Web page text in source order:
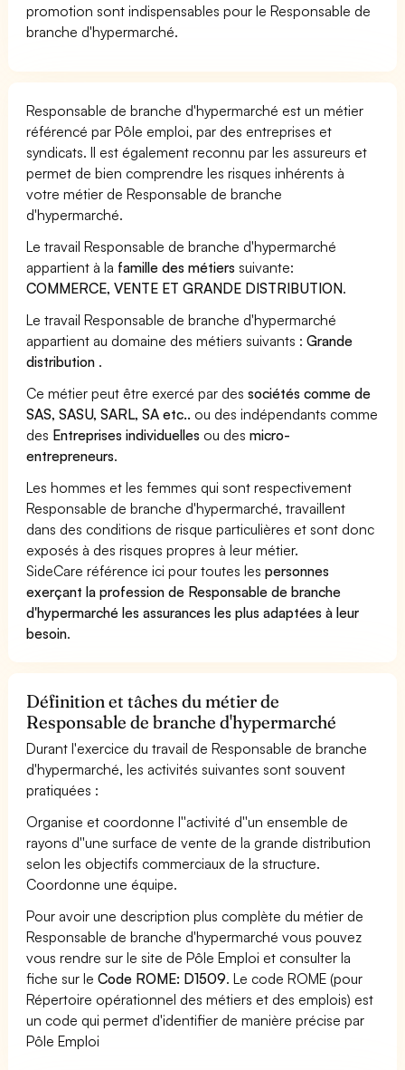
promotion sont indispensables pour le Responsable de
branche d'hypermarché.
Responsable de branche d'hypermarché est un métier
référencé par Pôle emploi, par des entreprises et
syndicats. Il est également reconnu par les assureurs et
permet de bien comprendre les risques inhérents à
votre métier de Responsable de branche
d'hypermarché.
Le travail Responsable de branche d'hypermarché
appartient à la famille des métiers suivante:
COMMERCE, VENTE ET GRANDE DISTRIBUTION.
Le travail Responsable de branche d'hypermarché
appartient au domaine des métiers suivants :Grande
distribution .
Ce métier peut être exercé par dessociétés comme de
SAS, SASU, SARL, SA etc.. ou des indépendants comme
des Entreprises individuelles ou desmicro-
entrepreneurs.
Les hommes et les femmes qui sont respectivement
Responsable de branche d'hypermarché, travaillent
dans des conditions de risque particulières et sont donc
exposés à des risques propres à leur métier.
SideCare référence ici pour toutes lespersonnes
exerçant la profession de Responsable de branche
d'hypermarché les assurances les plus adaptées à leur
besoin.
Définition et tâches du métier de
Responsable de branche d'hypermarché
Durant l'exercice du travail de Responsable de branche
d'hypermarché, les activités suivantes sont souvent
pratiquées :
Organise et coordonne l''activité d''un ensemble de
rayons d''une surface de vente de la grande distribution
selon les objectifs commerciaux de la structure.
Coordonne une équipe.
Pour avoir une description plus complète du métier de
Responsable de branche d'hypermarché vous pouvez
vous rendre sur le site de Pôle Emploi et consulter la
fiche sur leCode ROME: D1509. Le code ROME (pour
Répertoire opérationnel des métiers et des emplois) est
un code qui permet d'identifier de manière précise par
Pôle Emploi